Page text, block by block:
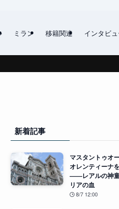
ミラン 移籍関連 インタビ
新着記事
マスタントゥオ
オレンティーナ
――レアルの神
リアの血
8/7 12:00